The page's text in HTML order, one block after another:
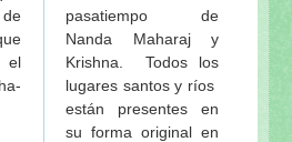
el
pasatiempo de
Nanda Maharaj y
Krishna. Todos los
lugares santos y ríos
están presentes en
su forma original en